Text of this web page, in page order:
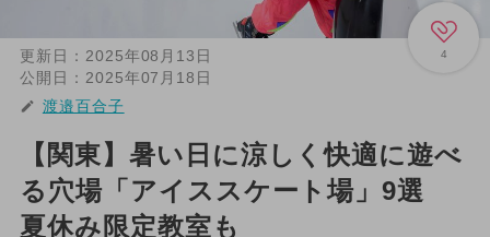
4
更新日： 2025年08月13日
公開日： 2025年07月18日
渡邉百合子
【関東】暑い日に涼しく快適に遊べ
る穴場「アイススケート場」9選
夏休み限定教室も